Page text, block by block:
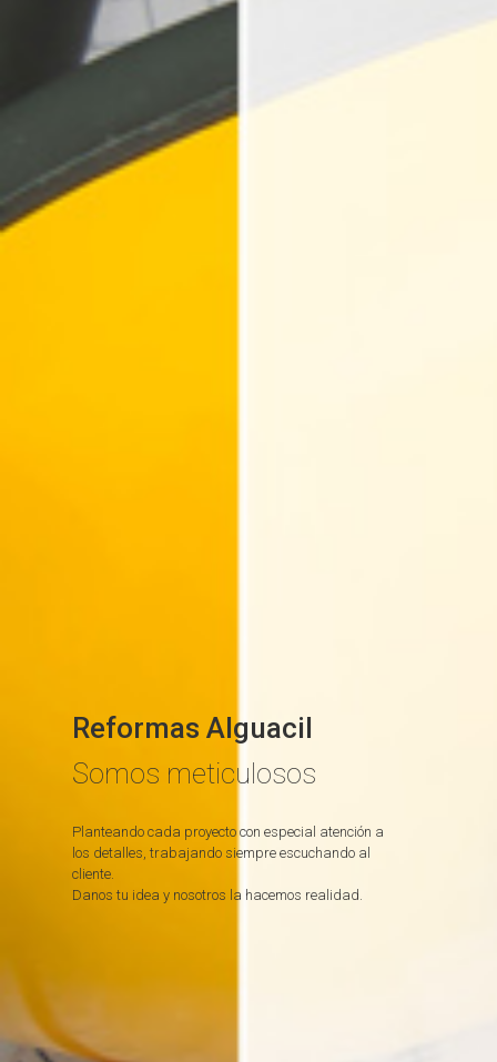
Reformas Alguacil
Somos meticulosos
Planteando cada proyecto con especial atención a
los detalles, trabajando siempre escuchando al
cliente.
Danos tu idea y nosotros la hacemos realidad.